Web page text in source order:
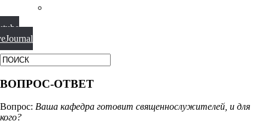
ВОПРОС-ОТВЕТ
Вопрос: Ваша кафедра готовит священнослужителей, и для
кого?